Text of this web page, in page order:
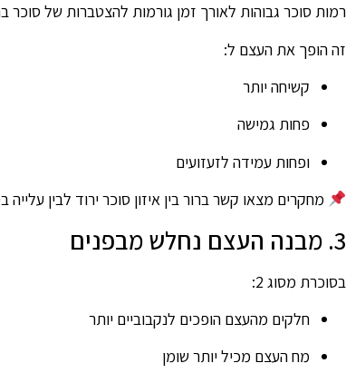
רמות סוכר גבוהות לאורך זמן גורמות להצטברות של סוכר
זה הופך את העצם ל:
קשיחה יותר
פחות גמישה
ופחות עמידה לזעזועים
מחקרים מצאו קשר ברור בין איזון סוכר ירוד לבין עלייה
3. מבנה העצם נחלש מבפנים
בסוכרת מסוג 2:
חלקים מהעצם הופכים לנקבוביים יותר
מח העצם מכיל יותר שומן